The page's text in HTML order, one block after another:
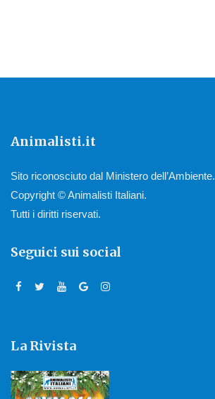
Animalisti.it
Sito riconosciuto dal Ministero dell’Ambiente.
Copyright © Animalisti Italiani.
Tutti i diritti riservati.
Seguici sui social
La Rivista